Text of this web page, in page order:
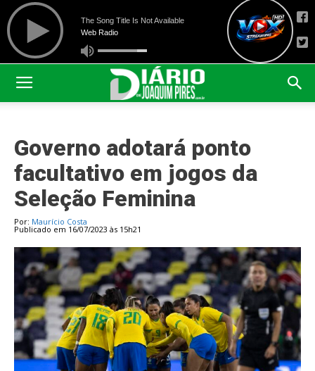
Governo adotará ponto
facultativo em jogos da
Seleção Feminina
Por: Maurício Costa
Publicado em 16/07/2023 às 15h21